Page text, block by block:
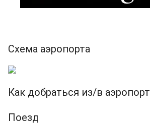
Схема аэропорта
Как добраться из/в аэропорт
Поезд